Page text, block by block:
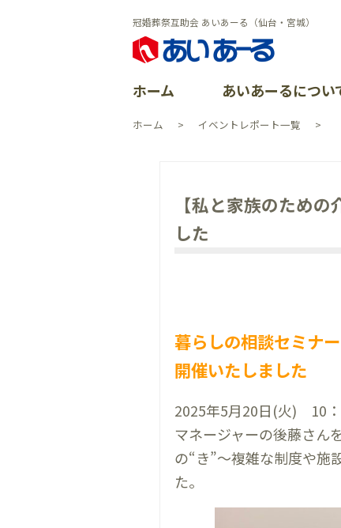
冠婚葬祭互助会 あいあーる（仙台・宮城）
ホーム あいあーるについ
ホーム イベントレポート一覧
【私と家族のため
した
暮らしの相談セミナ
開催いたしました
2025年5月20日(火) 10：
マネージャーの後藤さん
の“き”～複雑な制度や施
た。